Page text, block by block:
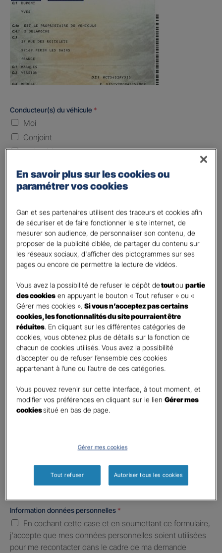
Conducteur(s) du véhicule *
Moi
Conjoint
Enfant(s)
Quand souhaitez-vous être assuré ?
Vos informations :
Etes-vous déjà client Gan assurances ?*
Oui
Civilité*
Madame
Monsieur
Contact*
First Last
United
States
Information données personnelles *
En cochant cette case et en soumettant ce formulaire,
j'accepte que mes données personnelles soient utilisées
pour me recontacter dans le cadre de ma demande
En savoir plus sur les cookies ou
paramétrer vos cookies
Gan et ses partenaires utilisent des traceurs et cookies afin
de sécuriser et de faire fonctionner le site internet, de
mesurer son audience, de personnaliser son contenu, de
proposer de la publicité ciblée, de partager du contenu sur
les réseaux sociaux, d'afficher des pictogrammes sur ses
pages ou encore de permettre la lecture de vidéos.
Vous avez la possibilité de refuser le dépôt detoutoupartie
des cookies en appuyant le bouton « Tout refuser » ou «
Gérer mes cookies ».Si vous n’acceptez pas certains
cookies, les fonctionnalités du site pourraient être
réduites. En cliquant sur les différentes catégories de
cookies, vous obtenez plus de détails sur la fonction de
chacun de cookies utilisés. Vous avez la possibilité
d’accepter ou de refuser l’ensemble des cookies
appartenant à l’une ou l’autre de ces catégories.
Vous pouvez revenir sur cette interface, à tout moment, et
modifier vos préférences en cliquant sur le lienGérer mes
cookiessitué en bas de page.
Gérer mes cookies
Tout refuser Autoriser tous les cookies